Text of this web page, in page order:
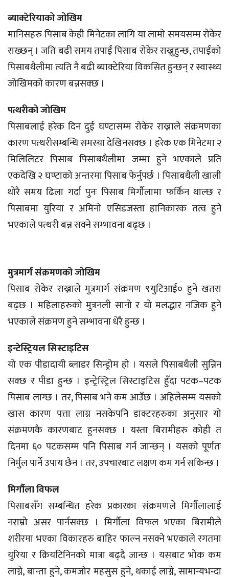
ब्याक्टेरियाको जोखिम
मानिसहरु पिसाब केही मिनेटका लागि या लामो समयसम्म रोकेर
राख्छन् । जति बढी समय तपाईं पिसाब रोकेर राख्नुहुन्छ, तपाईंको
पिसाबथैलीमा त्यति नै बढी ब्याक्टेरिया विकसित हुन्छन् र स्वास्थ्य
जोखिमको कारण बन्नसक्छ ।
पत्थरीको जोखिम
पिसाबलाई हरेक दिन दुई घण्टासम्म रोकेर राख्नाले संक्रमणका
कारण पत्थरीसम्बन्धि समस्या देखिनसक्छ । हरेक एक मिनेटमा २
मिलिलिटर पिसाब पिसाबथैलीमा जम्मा हुने भएकाले प्रति
एकदेखि २ घण्टाको अन्तरमा पिसाब फेर्नुपर्छ । पिसाबथैली खाली
थोरै समय ढिला गर्दा पुनः पिसाब मिर्गौलामा फर्किन थाल्छ र
पिसाबमा युरिया र अमिनो एसिडजस्ता हानिकारक तत्व हुने
भएकाले पत्थरी बन्न सक्ने सम्भावना बढ्छ ।
मुत्रमार्ग संक्रमणको जोखिम
पिसाब रोकेर राख्नाले मुत्रमार्ग संक्रमण ९युटिआई० हुने खतरा
बढ्छ । महिलाहरुको मुत्रनली सानो र यो मलद्धार नजिक हुने
भएकाले संक्रमण हुने सम्भावना धेरै हुन्छ ।
इन्टेस्ट्रियल सिस्टाइटिस
यो एक पीडादायी ब्लाडर सिन्ड्रोम हो । यसले पिसाबथैली सुन्निन
सक्छ र पीडा हुन्छ । इन्ट्रेस्ट्रिल सिस्टाइटिस हुँदा पटक–पटक
पिसाब लाग्छ । तर, पिसाब भने कम आउँछ । अहिलेसम्म यसको
खास कारण पत्ता लाग्न नसकेपनि डाक्टरहरुका अनुसार यो
संक्रमणकै कारणबाट हुनसक्छ । यस्ता बिरामीहरु कोही त
दिनमा ६० पटकसम्म पनि पिसाब गर्न जान्छन् । यसको पूर्णतः
निर्मुल पार्ने उपाय छैन । तर, उपचारबाट लक्षण कम गर्न सकिन्छ ।
मिर्गौला विफल
पिसाबसँग सम्बन्धित हरेक प्रकारका संक्रमणले मिर्गौलालाई
नराम्रो असर पार्नसक्छ । मिर्गौला विफल भएका बिरामीले
शरीरमा भएका विकारहरु बाहिर फाल्न नसक्ने भएकाले रगतमा
युरिया र क्रियटिनिनको मात्रा बढ्दै जान्छ । यसबाट भोक कम
लाग्ने, बान्ता हुने, कमजोर महसुस हुने, थकाई लाग्ने, सामान्यभन्दा